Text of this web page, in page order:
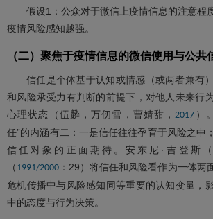
假设1：公众对于微信上疫情信息的注意程
疫情风险感知越强。
（二）聚焦于疫情信息的微信使用与公共
信任是个体基于认知或情感（或两者兼有
和风险承受力有判断的前提下，对他人未来行
心理状态（伍麟，万仞雪，曹婧甜， 2017 ）
任”的内涵有二：一是信任往往孕育于风险之中
信任对象的正面期待。安东尼·吉登斯（
（ 1991/2000 ：29）将信任和风险看作为一体两
危机传播中与风险感知同等重要的认知变量，
中的态度与行为决策。